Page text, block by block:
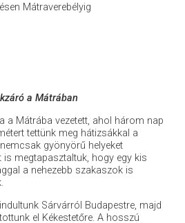
Mátraverebélyig
a Mátrában
a Mátrába vezetett, ahol három nap
tettünk meg hátizsákkal a
gyönyörű helyeket
is megtapasztaltuk, hogy egy kis
a nehezebb szakaszok is
Sárvárról Budapestre, majd
el Kékestetőre. A hosszú